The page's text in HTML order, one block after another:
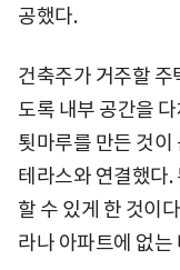
공했다.
건축주가 거주할 주
도록 내부 공간을
툇마루를 만든 것이
테라스와 연결했다
할 수 있게 한 것이
라나 아파트에 없